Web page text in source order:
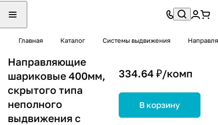
Главная Каталог Системы выдвижения
Направляющие
шариковые 400мм,
скрытого типа
неполного
выдвижения с
334.64 ₽/комп
В корзину